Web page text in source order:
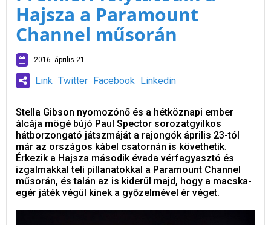
Hajsza a Paramount
Channel műsorán
2016. április 21.
Link Twitter Facebook Linkedin
Stella Gibson nyomozónő és a hétköznapi ember
álcája mögé bújó Paul Spector sorozatgyilkos
hátborzongató játszmáját a rajongók április 23-tól
már az országos kábel csatornán is követhetik.
Érkezik a Hajsza második évada vérfagyasztó és
izgalmakkal teli pillanatokkal a Paramount Channel
műsorán, és talán az is kiderül majd, hogy a macska-
egér játék végül kinek a győzelmével ér véget.